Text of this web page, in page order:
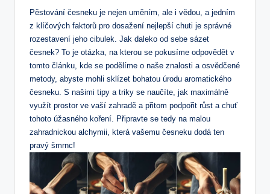
Pěstování česneku je nejen uměním, ale i vědou, a jedním
z klíčových faktorů pro dosažení nejlepší chuti je správné
rozestavení jeho cibulek. Jak daleko od sebe sázet
česnek? To je otázka, na kterou se pokusíme odpovědět v
tomto článku, kde se podělíme o naše znalosti a osvědčené
metody, abyste mohli sklízet bohatou úrodu aromatického
česneku. S našimi tipy a triky se naučíte, jak maximálně
využít prostor ve vaší zahradě a přitom podpořit růst a chuť
tohoto úžasného koření. Připravte se tedy na malou
zahradnickou alchymii, která vašemu česneku dodá ten
pravý šmrnc!